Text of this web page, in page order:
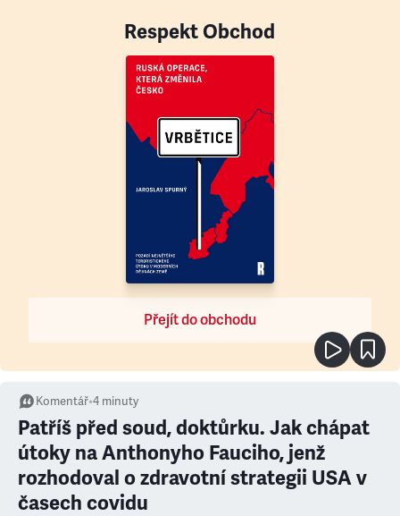
Respekt Obchod
Přejít do obchodu
Komentář•4 minuty
Patříš před soud, doktůrku. Jak chápat
útoky na Anthonyho Fauciho, jenž
rozhodoval o zdravotní strategii USA v
časech covidu